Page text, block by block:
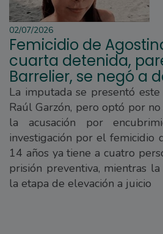
02/07/2026
Femicidio de
cuarta detenida,
Barrelier, se negó a
La imputada se presentó
Raúl Garzón, pero optó por
la acusación por
investigación por el femicidio
14 años ya tiene a cuatro
prisión preventiva, mientras la
la etapa de elevación a juicio